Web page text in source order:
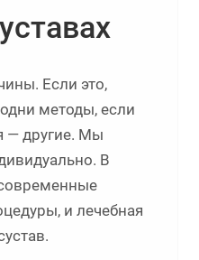
Если это,
методы, если
— другие. Мы
В
и лечебная